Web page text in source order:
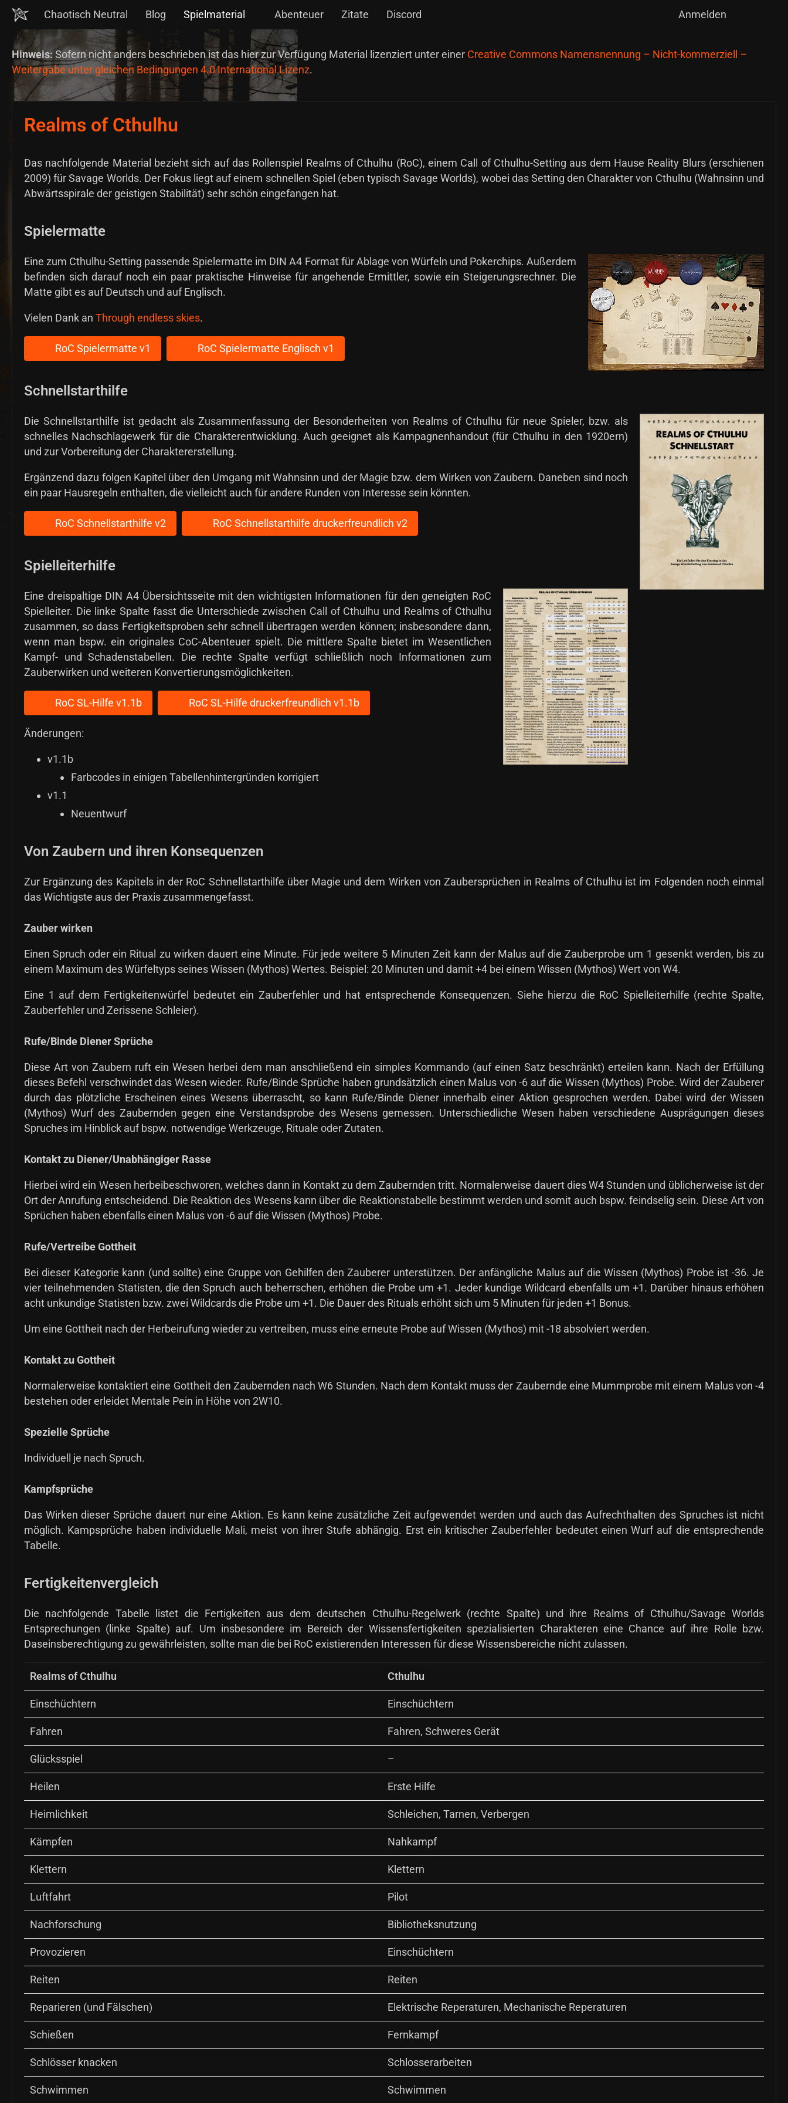
Chaotisch Neutral Blog Spielmaterial Abenteuer Zitate Discord Anmelden
Hinweis:Sofern nicht anders beschrieben ist das hier zur Verfügung Material lizenziert unter einer Creative Commons Namensnennung – Nicht-kommerziell –
Weitergabe unter gleichen Bedingungen 4.0 International Lizenz.
Realms of Cthulhu
Das nachfolgende Material bezieht sich auf das Rollenspiel Realms of Cthulhu (RoC), einem Call of Cthulhu-Setting aus dem Hause Reality Blurs (erschienen
2009) für Savage Worlds. Der Fokus liegt auf einem schnellen Spiel (eben typisch Savage Worlds), wobei das Setting den Charakter von Cthulhu (Wahnsinn und
Abwärtsspirale der geistigen Stabilität) sehr schön eingefangen hat.
Spielermatte
Eine zum Cthulhu-Setting passende Spielermatte im DIN A4 Format für Ablage von Würfeln und Pokerchips. Außerdem
befinden sich darauf noch ein paar praktische Hinweise für angehende Ermittler, sowie ein Steigerungsrechner. Die
Matte gibt es auf Deutsch und auf Englisch.
Vielen Dank an Through endless skies.
RoC Spielermatte v1 RoC Spielermatte Englisch v1
Schnellstarthilfe
Die Schnellstarthilfe ist gedacht als Zusammenfassung der Besonderheiten von Realms of Cthulhu für neue Spieler, bzw. als
schnelles Nachschlagewerk für die Charakterentwicklung. Auch geeignet als Kampagnenhandout (für Cthulhu in den 1920ern)
und zur Vorbereitung der Charaktererstellung.
Ergänzend dazu folgen Kapitel über den Umgang mit Wahnsinn und der Magie bzw. dem Wirken von Zaubern. Daneben sind noch
ein paar Hausregeln enthalten, die vielleicht auch für andere Runden von Interesse sein könnten.
RoC Schnellstarthilfe v2 RoC Schnellstarthilfe druckerfreundlich v2
Spielleiterhilfe
Eine dreispaltige DIN A4 Übersichtsseite mit den wichtigsten Informationen für den geneigten RoC
Spielleiter. Die linke Spalte fasst die Unterschiede zwischen Call of Cthulhu und Realms of Cthulhu
zusammen, so dass Fertigkeitsproben sehr schnell übertragen werden können; insbesondere dann,
wenn man bspw. ein originales CoC-Abenteuer spielt. Die mittlere Spalte bietet im Wesentlichen
Kampf- und Schadenstabellen. Die rechte Spalte verfügt schließlich noch Informationen zum
Zauberwirken und weiteren Konvertierungsmöglichkeiten.
RoC SL-Hilfe v1.1b RoC SL-Hilfe druckerfreundlich v1.1b
Änderungen:
v1.1b
Farbcodes in einigen Tabellenhintergründen korrigiert
v1.1
Neuentwurf
Von Zaubern und ihren Konsequenzen
Zur Ergänzung des Kapitels in der RoC Schnellstarthilfe über Magie und dem Wirken von Zaubersprüchen in Realms of Cthulhu ist im Folgenden noch einmal
das Wichtigste aus der Praxis zusammengefasst.
Zauber wirken
Einen Spruch oder ein Ritual zu wirken dauert eine Minute. Für jede weitere 5 Minuten Zeit kann der Malus auf die Zauberprobe um 1 gesenkt werden, bis zu
einem Maximum des Würfeltyps seines Wissen (Mythos) Wertes. Beispiel: 20 Minuten und damit +4 bei einem Wissen (Mythos) Wert von W4.
Eine 1 auf dem Fertigkeitenwürfel bedeutet ein Zauberfehler und hat entsprechende Konsequenzen. Siehe hierzu die RoC Spielleiterhilfe (rechte Spalte,
Zauberfehler und Zerissene Schleier).
Rufe/Binde Diener Sprüche
Diese Art von Zaubern ruft ein Wesen herbei dem man anschließend ein simples Kommando (auf einen Satz beschränkt) erteilen kann. Nach der Erfüllung
dieses Befehl verschwindet das Wesen wieder. Rufe/Binde Sprüche haben grundsätzlich einen Malus von -6 auf die Wissen (Mythos) Probe. Wird der Zauberer
durch das plötzliche Erscheinen eines Wesens überrascht, so kann Rufe/Binde Diener innerhalb einer Aktion gesprochen werden. Dabei wird der Wissen
(Mythos) Wurf des Zaubernden gegen eine Verstandsprobe des Wesens gemessen. Unterschiedliche Wesen haben verschiedene Ausprägungen dieses
Spruches im Hinblick auf bspw. notwendige Werkzeuge, Rituale oder Zutaten.
Kontakt zu Diener/Unabhängiger Rasse
Hierbei wird ein Wesen herbeibeschworen, welches dann in Kontakt zu dem Zaubernden tritt. Normalerweise dauert dies W4 Stunden und üblicherweise ist der
Ort der Anrufung entscheidend. Die Reaktion des Wesens kann über die Reaktionstabelle bestimmt werden und somit auch bspw. feindselig sein. Diese Art von
Sprüchen haben ebenfalls einen Malus von -6 auf die Wissen (Mythos) Probe.
Rufe/Vertreibe Gottheit
Bei dieser Kategorie kann (und sollte) eine Gruppe von Gehilfen den Zauberer unterstützen. Der anfängliche Malus auf die Wissen (Mythos) Probe ist -36. Je
vier teilnehmenden Statisten, die den Spruch auch beherrschen, erhöhen die Probe um +1. Jeder kundige Wildcard ebenfalls um +1. Darüber hinaus erhöhen
acht unkundige Statisten bzw. zwei Wildcards die Probe um +1. Die Dauer des Rituals erhöht sich um 5 Minuten für jeden +1 Bonus.
Um eine Gottheit nach der Herbeirufung wieder zu vertreiben, muss eine erneute Probe auf Wissen (Mythos) mit -18 absolviert werden.
Kontakt zu Gottheit
Normalerweise kontaktiert eine Gottheit den Zaubernden nach W6 Stunden. Nach dem Kontakt muss der Zaubernde eine Mummprobe mit einem Malus von -4
bestehen oder erleidet Mentale Pein in Höhe von 2W10.
Spezielle Sprüche
Individuell je nach Spruch.
Kampfsprüche
Das Wirken dieser Sprüche dauert nur eine Aktion. Es kann keine zusätzliche Zeit aufgewendet werden und auch das Aufrechthalten des Spruches ist nicht
möglich. Kampsprüche haben individuelle Mali, meist von ihrer Stufe abhängig. Erst ein kritischer Zauberfehler bedeutet einen Wurf auf die entsprechende
Tabelle.
Fertigkeitenvergleich
Die nachfolgende Tabelle listet die Fertigkeiten aus dem deutschen Cthulhu-Regelwerk (rechte Spalte) und ihre Realms of Cthulhu/Savage Worlds
Entsprechungen (linke Spalte) auf. Um insbesondere im Bereich der Wissensfertigkeiten spezialisierten Charakteren eine Chance auf ihre Rolle bzw.
Daseinsberechtigung zu gewährleisten, sollte man die bei RoC existierenden Interessen für diese Wissensbereiche nicht zulassen.
Realms of Cthulhu Cthulhu
Einschüchtern Einschüchtern
Fahren Fahren, Schweres Gerät
Glücksspiel –
Heilen Erste Hilfe
Heimlichkeit Schleichen, Tarnen, Verbergen
Kämpfen Nahkampf
Klettern Klettern
Luftfahrt Pilot
Nachforschung Bibliotheksnutzung
Provozieren Einschüchtern
Reiten Reiten
Reparieren (und Fälschen) Elektrische Reperaturen, Mechanische Reperaturen
Schießen Fernkampf
Schlösser knacken Schlosserarbeiten
Schwimmen Schwimmen